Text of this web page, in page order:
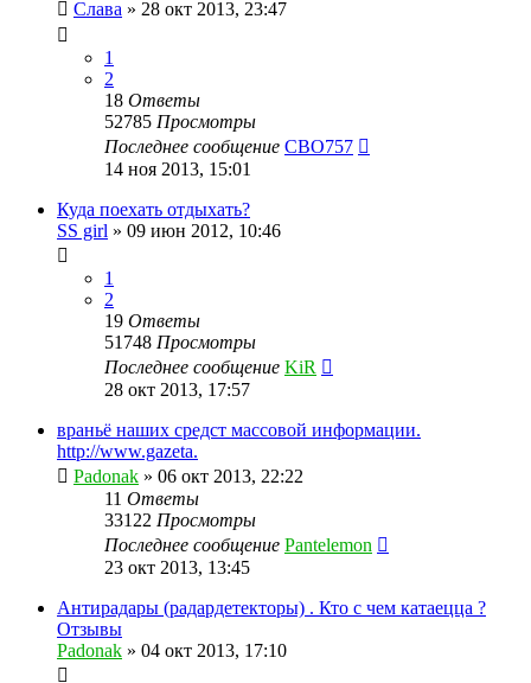
Слава » 28 окт 2013, 23:47
1
2
18 Ответы
52785 Просмотры
Последнее сообщение CBO757
14 ноя 2013, 15:01
Куда поехать отдыхать?
SS girl » 09 июн 2012, 10:46
1
2
19 Ответы
51748 Просмотры
Последнее сообщение KiR
28 окт 2013, 17:57
враньё наших средст массовой информации.
http://www.gazeta.
Padonak » 06 окт 2013, 22:22
11 Ответы
33122 Просмотры
Последнее сообщение Pantelemon
23 окт 2013, 13:45
Антирадары (радардетекторы) . Кто с чем катаецца ?
Отзывы
Padonak » 04 окт 2013, 17:10